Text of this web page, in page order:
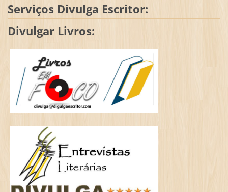
Serviços Divulga Escritor:
Divulgar Livros: